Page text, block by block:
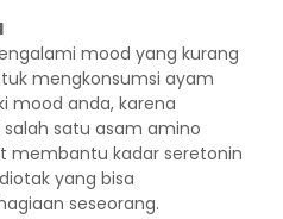
mood yang kurang
mengkonsumsi ayam
mood anda, karena
satu asam amino
membantu kadar seretonin
yang bisa
seseorang.